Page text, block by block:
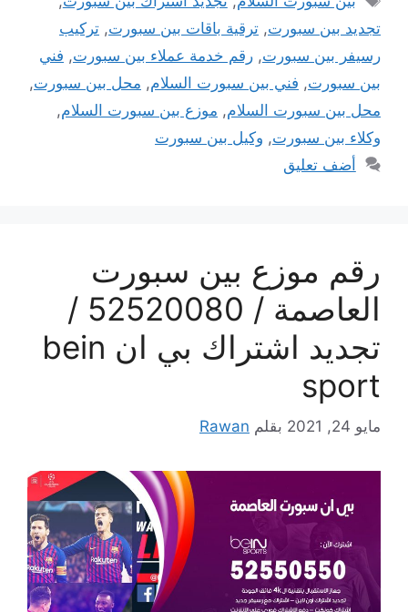
تجديد بين سبورت, ترقية باقات بين سبورت, تركيب
رسيفر بين سبورت, رقم خدمة عملاء بين سبورت, فني
بين سبورت, فني بين سبورت السلام, محل بين سبورت,
محل بين سبورت السلام, موزع بين سبورت السلام,
وكلاء بين سبورت, وكيل بين سبورت
أضف تعليق
رقم موزع بين سبورت
العاصمة / 52520080 /
تجديد اشتراك بي ان bein
sport
مايو 24, 2021 بقلم Rawan